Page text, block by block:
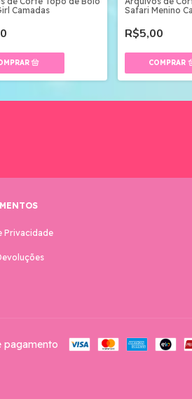
Camadas
Safari Menino
R$5,00
Privacidade
pagamento